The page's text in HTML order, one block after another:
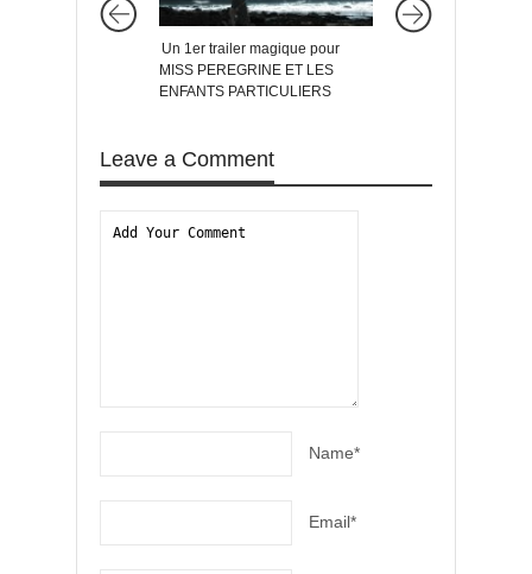
Un 1er trailer magique pour
MISS PEREGRINE ET LES
ENFANTS PARTICULIERS
Leave a Comment
Name*
Email*